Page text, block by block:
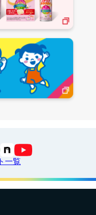
ので、予めご了承く
となった場合は、賞品
選分のみに賞品発送と
ご利用規約」に同意の
在住の方に限らせてい
募の場合、ネットワ
かる場合がございま
り繋がりにくくなる
裕をもってご応募く
一覧